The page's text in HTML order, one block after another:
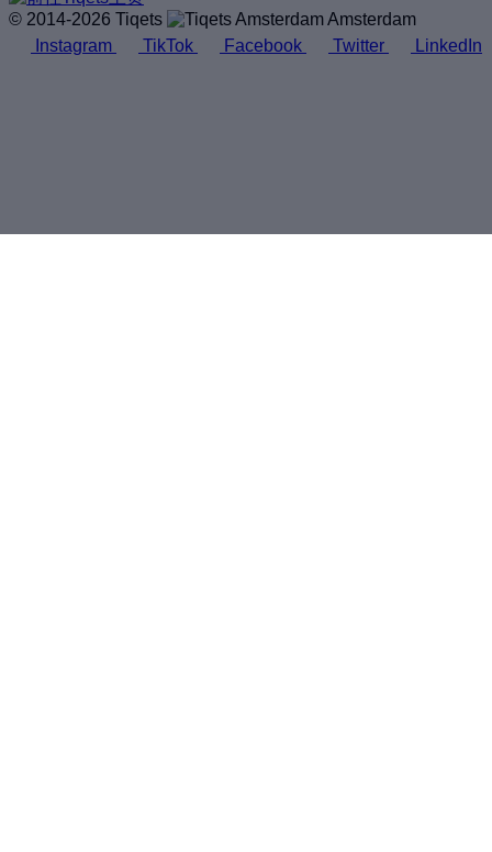
© 2014-2026 Tiqets
Amsterdam
Instagram
TikTok Facebook Twitter LinkedIn